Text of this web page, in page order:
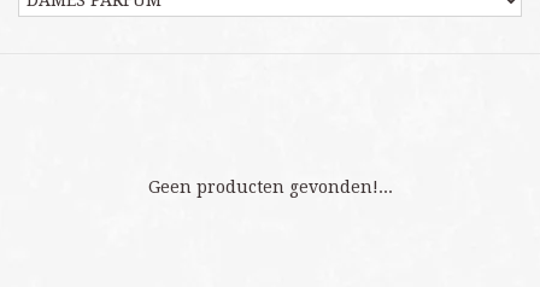
Geen producten gevonden!...